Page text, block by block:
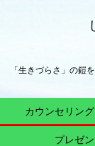
「生きづらさ」の
カウンセリン
プレゼン